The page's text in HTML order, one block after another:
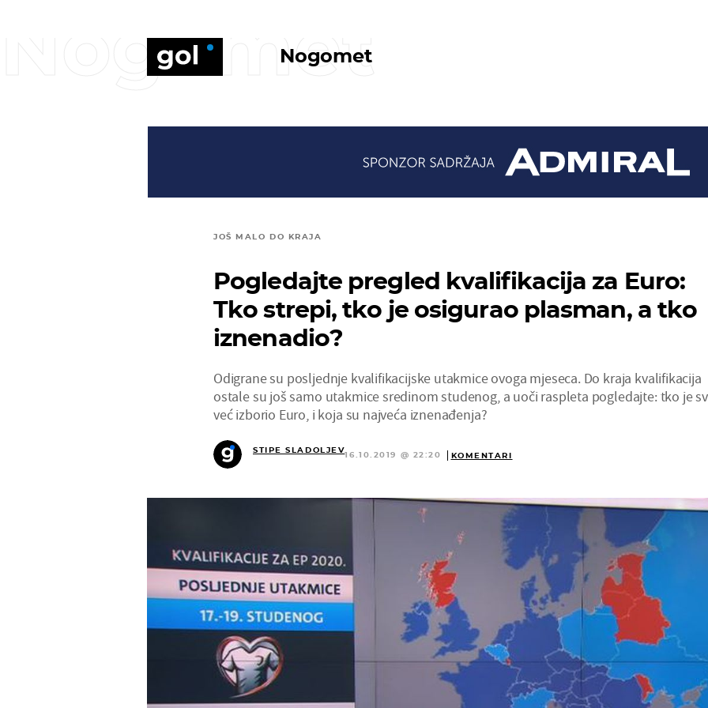
Nogomet
Nogomet
JOŠ MALO DO KRAJA
Pogledajte pregled kvalifikacija za Euro:
Tko strepi, tko je osigurao plasman, a tko
iznenadio?
Odigrane su posljednje kvalifikacijske utakmice ovoga mjeseca. Do kraja kvalifikacija
ostale su još samo utakmice sredinom studenog, a uoči raspleta pogledajte: tko je
već izborio Euro, i koja su najveća iznenađenja?
STIPE SLADOLJEV
16.10.2019 @ 22:20 KOMENTARI